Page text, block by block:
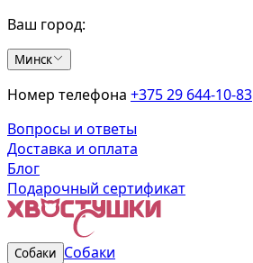
Ваш город:
Минск
Номер телефона +375 29 644-10-83
Вопросы и ответы
Доставка и оплата
Блог
Подарочный сертификат
Собаки Собаки